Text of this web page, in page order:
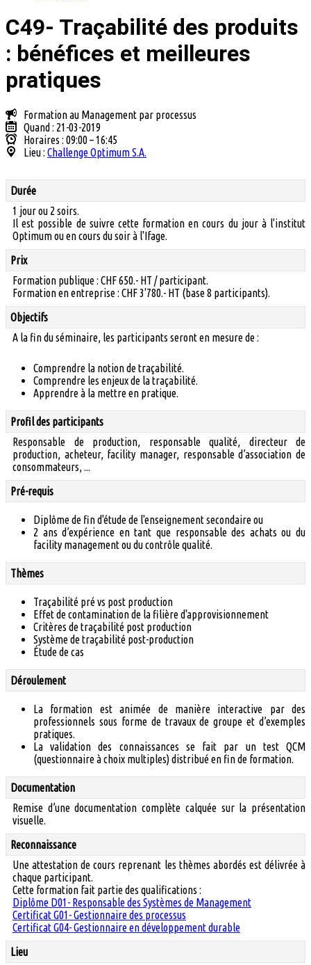
C49- Traçabilité des produits
: bénéfices et meilleures
pratiques
Formation au Management par processus
Quand : 21-03-2019
Horaires : 09:00 – 16:45
Lieu : Challenge Optimum S.A.
Durée
1 jour ou 2 soirs.
Il est possible de suivre cette formation en cours du jour à l'institut
Optimum ou en cours du soir à l'Ifage.
Prix
Formation publique : CHF 650.- HT / participant.
Formation en entreprise : CHF 3'780.- HT (base 8 participants).
Objectifs
A la fin du séminaire, les participants seront en mesure de :
Comprendre la notion de traçabilité.
Comprendre les enjeux de la traçabilité.
Apprendre à la mettre en pratique.
Profil des participants
Responsable de production, responsable qualité, directeur de
production, acheteur, facility manager, responsable d’association de
consommateurs, ...
Pré-requis
Diplôme de fin d'étude de l'enseignement secondaire ou
2 ans d’expérience en tant que responsable des achats ou du
facility management ou du contrôle qualité.
Thèmes
Traçabilité pré vs post production
Effet de contamination de la filière d'approvisionnement
Critères de traçabilité post production
Système de traçabilité post-production
Étude de cas
Déroulement
La formation est animée de manière interactive par des
professionnels sous forme de travaux de groupe et d’exemples
pratiques.
La validation des connaissances se fait par un test QCM
(questionnaire à choix multiples) distribué en fin de formation.
Documentation
Remise d’une documentation complète calquée sur la présentation
visuelle.
Reconnaissance
Une attestation de cours reprenant les thèmes abordés est délivrée à
chaque participant.
Cette formation fait partie des qualifications :
Diplôme D01- Responsable des Systèmes de Management
Certificat G01- Gestionnaire des processus
Certificat G04- Gestionnaire en développement durable
Lieu